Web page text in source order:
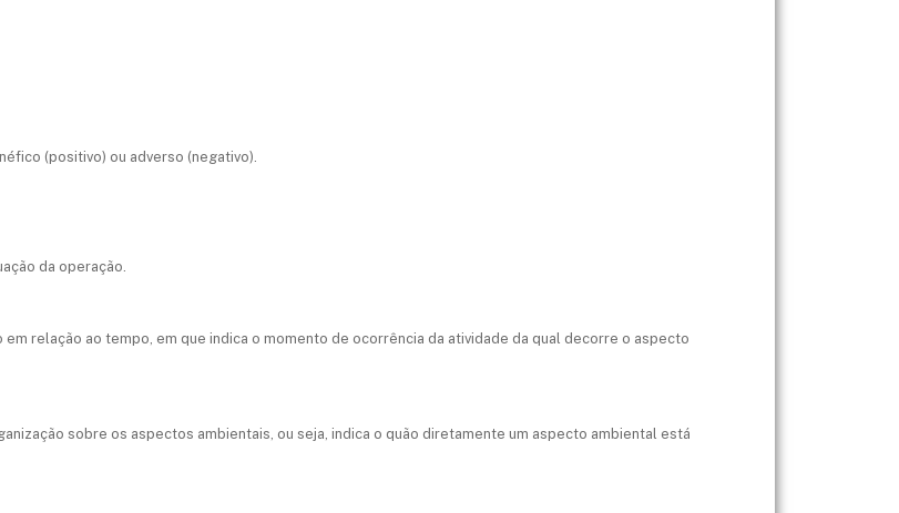
(positivo) ou adverso (negativo).
da operação.
relação ao tempo, em que indica o momento de ocorrência da atividade da qual decorre o aspecto
sobre os aspectos ambientais, ou seja, indica o quão diretamente um aspecto ambiental está